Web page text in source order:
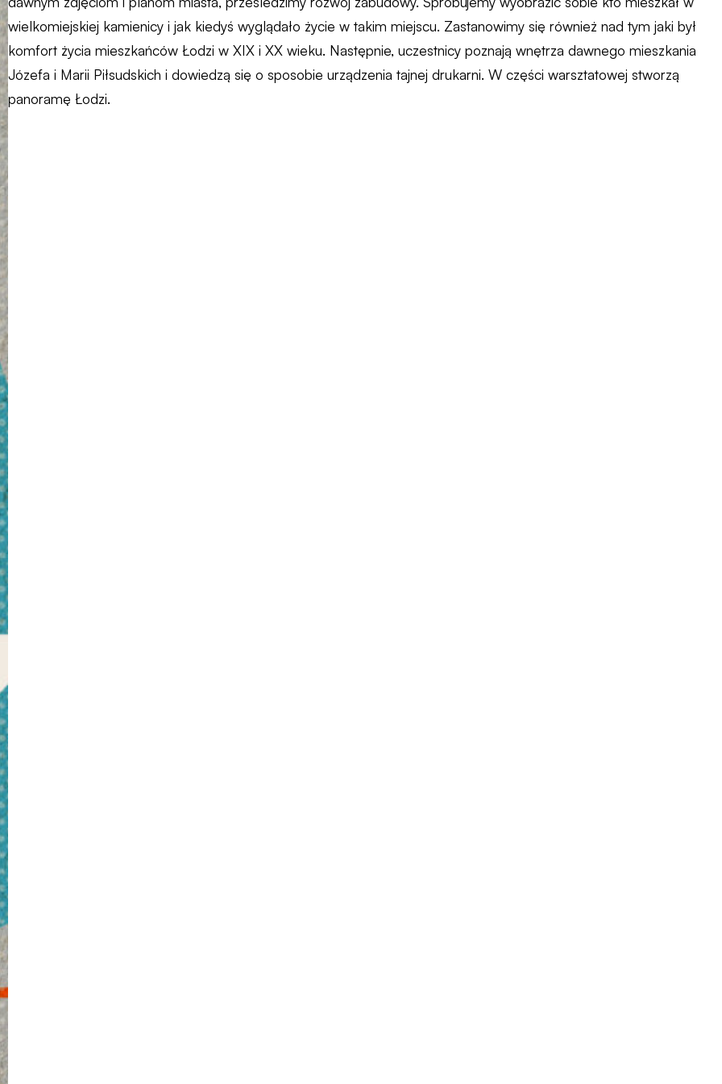
wielkomiejskiej kamienicy i jak kiedyś wyglądało życie w takim miejscu. Zastanowimy się również nad tym jaki był
komfort życia mieszkańców Łodzi w XIX i XX wieku. Następnie, uczestnicy poznają wnętrza dawnego mieszkania
Józefa i Marii Piłsudskich i dowiedzą się o sposobie urządzenia tajnej drukarni. W części warsztatowej stworzą
panoramę Łodzi.